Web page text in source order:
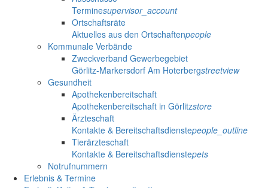
Terminesupervisor_account
Ortschaftsräte
Aktuelles aus den Ortschaftenpeople
Kommunale Verbände
Zweckverband Gewerbegebiet
Görlitz-Markersdorf Am Hoterbergstreetview
Gesundheit
Apothekenbereitschaft
Apothekenbereitschaft in Görlitzstore
Ärzteschaft
Kontakte & Bereitschaftsdienstepeople_outline
Tierärzteschaft
Kontakte & Bereitschaftsdienstepets
Notrufnummern
Erlebnis & Termine